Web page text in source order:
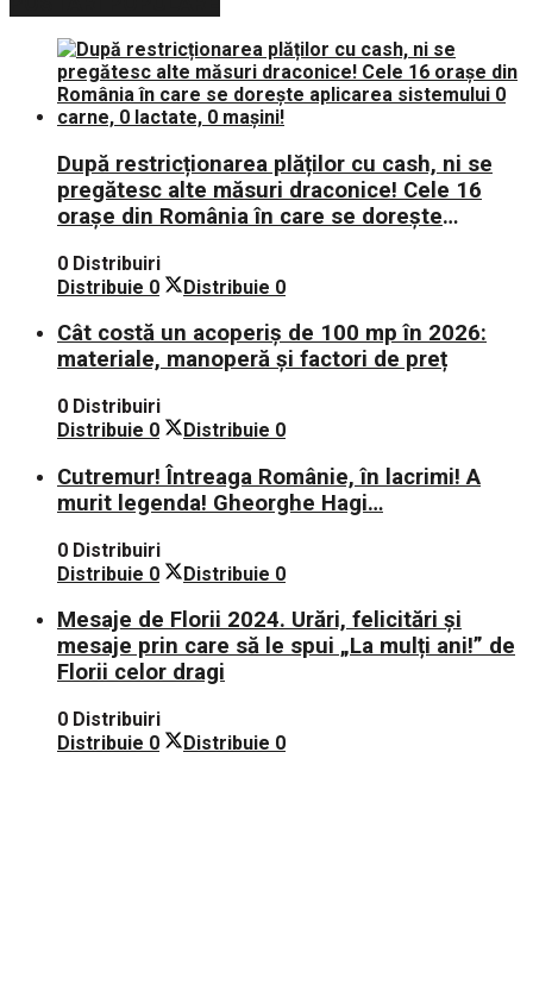
După restricționarea plăților cu cash, ni se
pregătesc alte măsuri draconice! Cele 16
orașe din România în care se dorește
mașini!
0 Distribuiri
Distribuie 0 Distribuie 0
Cât costă un acoperiș de 100 mp în 2026:
materiale, manoperă și factori de preț
0 Distribuiri
Distribuie 0 Distribuie 0
Cutremur! Întreaga Românie, în lacrimi! A
murit legenda! Gheorghe Hagi…
0 Distribuiri
Distribuie 0 Distribuie 0
Mesaje de Florii 2024. Urări, felicitări și
mesaje prin care să le spui „La mulți ani!” de
Florii celor dragi
0 Distribuiri
Distribuie 0 Distribuie 0